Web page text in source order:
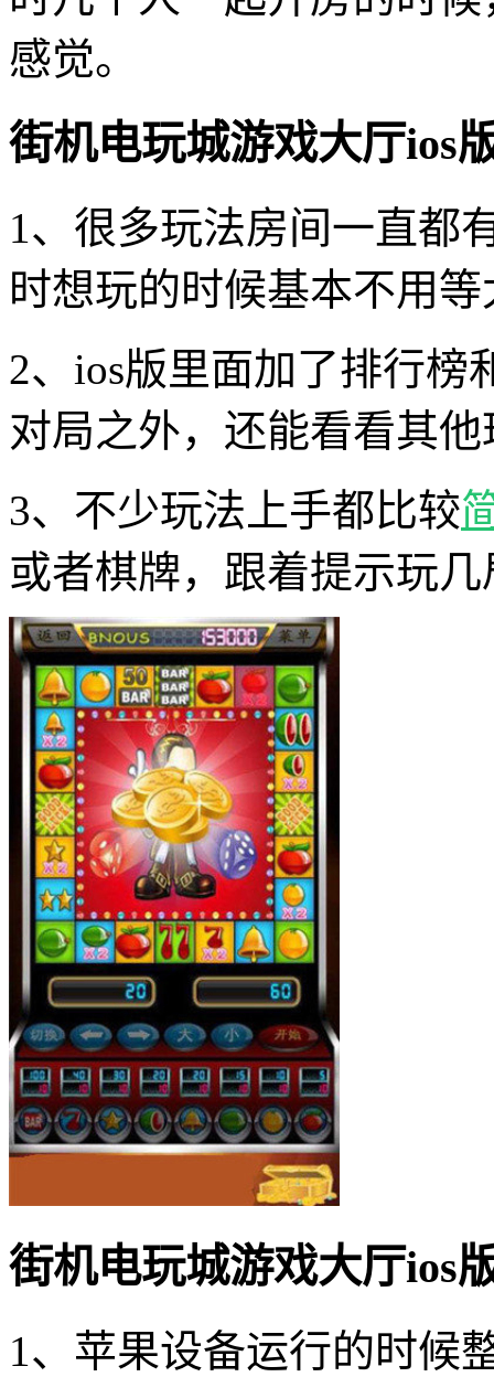
感觉。
街机电玩城游戏大厅ios
1、很多玩法房间一直都
时想玩的时候基本不用
2、ios版里面加了排行榜
对局之外，还能看看其
3、不少玩法上手都比较
或者棋牌，跟着提示玩
街机电玩城游戏大厅ios
1、苹果设备运行的时候